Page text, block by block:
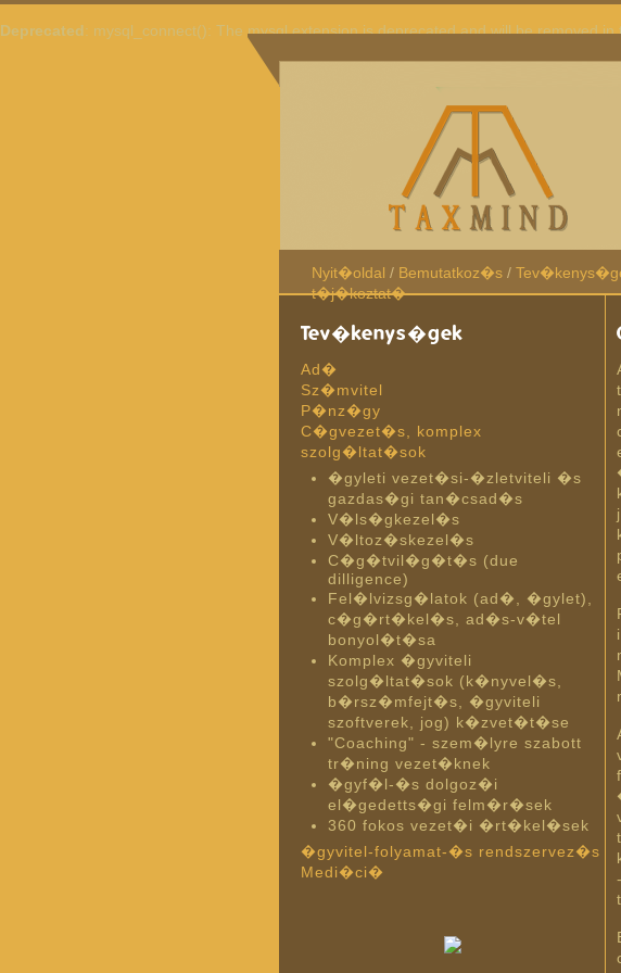
Deprecated: mysql_connect(): The mysql extension is deprecated and will be removed
Nyit�oldal / Bemutatkoz�s/
t�j�koztat�
Tev�kenys�gek
Ad�
Sz�mvitel
P�nz�gy
C�gvezet�s, komplex
szolg�ltat�sok
�gyleti vezet�si-�zletviteli �s
gazdas�gi tan�csad�s
V�ls�gkezel�s
V�ltoz�skezel�s
C�g�tvil�g�t�s (due
dilligence)
Fel�lvizsg�latok (ad�, �gylet),
c�g�rt�kel�s, ad�s-v�tel
bonyol�t�sa
Komplex �gyviteli
szolg�ltat�sok (k�nyvel�s,
b�rsz�mfejt�s, �gyviteli
szoftverek, jog) k�zvet�t�se
"Coaching" - szem�lyre szabott
tr�ning vezet�knek
�gyf�l-�s dolgoz�i
el�gedetts�gi felm�r�sek
360 fokos vezet�i �rt�kel�sek
�gyvitel-folyamat-�s rendszervez�s
Medi�ci�